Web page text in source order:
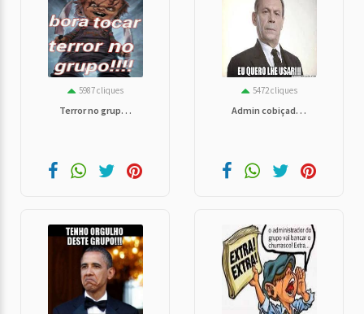
5987 cliques
Terror no grup. . .
5472 cliques
Admin cobiçad. . .